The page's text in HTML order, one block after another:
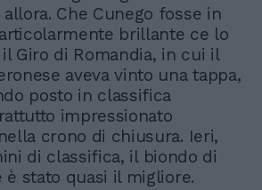
Che Cunego fosse in
brillante ce lo
Giro di Romandia, in cui il
aveva vinto una tappa,
posto in classifica
impressionato
crono di chiusura. Ieri,
di classifica, il biondo di
è stato quasi il migliore.